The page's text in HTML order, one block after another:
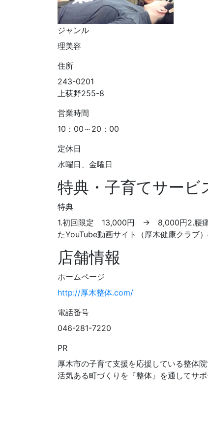
ジャンル
理美容
住所
243-0201
上荻野255-8
営業時間
10：00～20：00
定休日
水曜日、金曜日
特典・子育てサービ
特典
1.初回限定 13,000円 → 8,000円2.腰痛・
たYouTube動画サイト（厚木健康クラブ
店舗情報
ホームページ
http://厚木整体.com/
電話番号
046-281-7220
PR
厚木市の子育て支援を応援している整体
活気ある町づくりを『整体』を通してサポ